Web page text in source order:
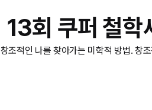
13회 쿠퍼 철학
창조적인 나를 찾아가는 미학적 방법. 창